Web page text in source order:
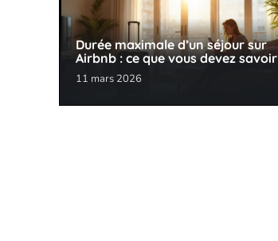
Durée maximale d’un séjour sur
Airbnb : ce que vous devez savoir
11 mars 2026